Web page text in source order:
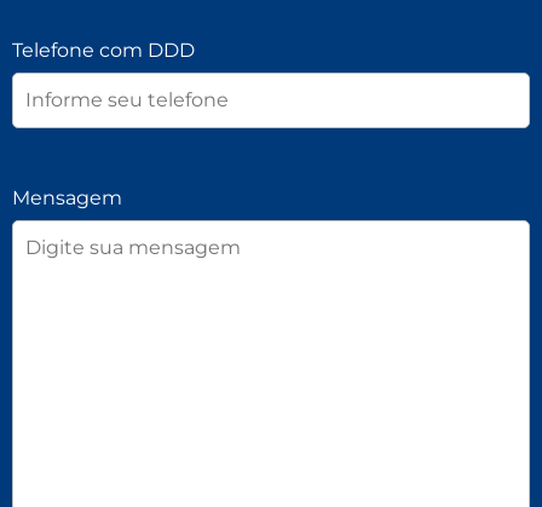
Telefone com DDD
Mensagem